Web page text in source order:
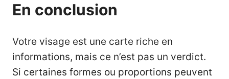
En conclusion
Votre visage est une carte riche en
informations, mais ce n’est pas un verdict.
Si certaines formes ou proportions peuvent